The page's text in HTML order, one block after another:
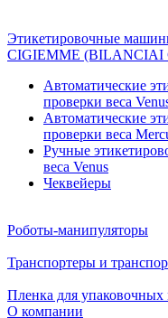
Этикетировочные
CIGIEMME (BILANCIAI
Автоматические
проверки веса
Автоматические
проверки веса
Ручные
веса Venus
Чеквейеры
Роботы-манипуляторы
Транспортеры и
Пленка для
О компании